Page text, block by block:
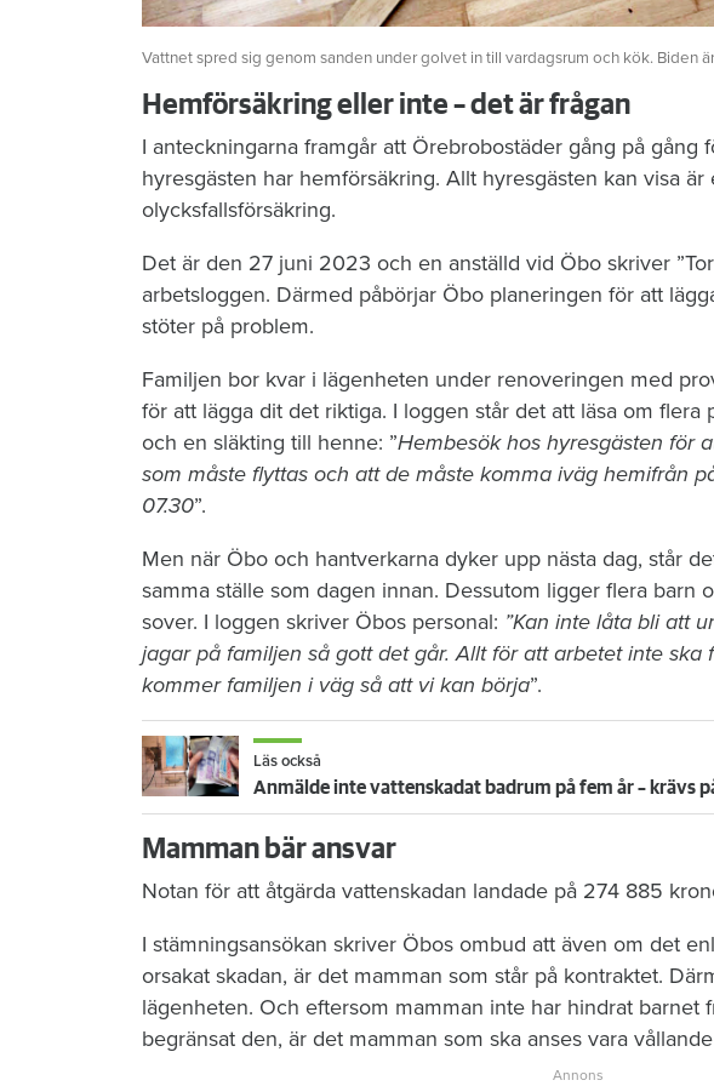
Vattnet spred sig genom sanden under golvet in till vardagsrum och kök. Biden
Hemförsäkring eller inte – det är frågan
I anteckningarna framgår att Örebrobostäder gång på gång
hyresgästen har hemförsäkring. Allt hyresgästen kan visa
olycksfallsförsäkring.
Det är den 27 juni 2023 och en anställd vid Öbo skriver
arbetsloggen. Därmed påbörjar Öbo planeringen för att
stöter på problem.
Familjen bor kvar i lägenheten under renoveringen med
för att lägga dit det riktiga. I loggen står det att läsa om
och en släkting till henne: ”Hembesök hos hyresgästen för
som måste flyttas och att de måste komma iväg hemifrån
07.30”.
Men när Öbo och hantverkarna dyker upp nästa dag, står
samma ställe som dagen innan. Dessutom ligger flera barn
sover. I loggen skriver Öbos personal: ”Kan inte låta bli att
jagar på familjen så gott det går. Allt för att arbetet inte ska
kommer familjen i väg så att vi kan börja”.
Läs också
Anmälde inte vattenskadat badrum på fem år – krävs
Mamman bär ansvar
Notan för att åtgärda vattenskadan landade på 274 885
I stämningsansökan skriver Öbos ombud att även om det
orsakat skadan, är det mamman som står på kontraktet.
lägenheten. Och eftersom mamman inte har hindrat barnet
begränsat den, är det mamman som ska anses vara